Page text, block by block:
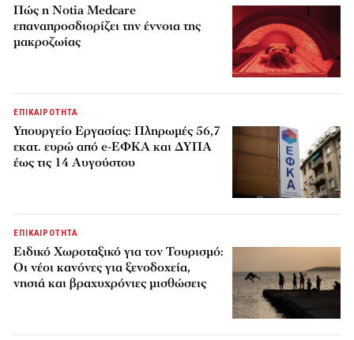
Πώς η Notia Medcare
επαναπροσδιορίζει την έννοια της
μακροζωίας
ΕΠΙΚΑΙΡΟΤΗΤΑ
Υπουργείο Εργασίας: Πληρωμές 56,7
εκατ. ευρώ από e-ΕΦΚΑ και ΔΥΠΑ
έως τις 14 Αυγούστου
ΕΠΙΚΑΙΡΟΤΗΤΑ
Ειδικό Χωροταξικό για τον Τουρισμό:
Οι νέοι κανόνες για ξενοδοχεία,
νησιά και βραχυχρόνιες μισθώσεις